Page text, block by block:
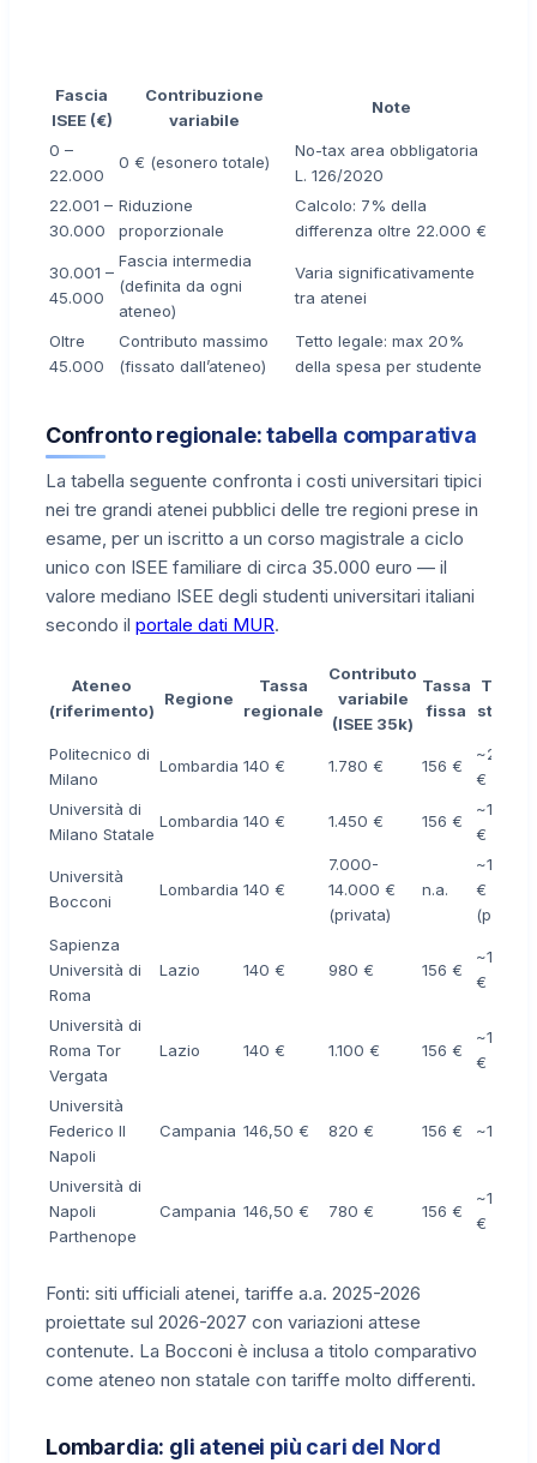
Fascia
ISEE (€)
Contribuzione
variabile
Note
0 –
22.000
0 € (esonero totale)
No-tax area obbligatoria
L. 126/2020
22.001 –
30.000
Riduzione
proporzionale
Calcolo: 7% della
differenza oltre 22.000 €
30.001 –
45.000
Fascia intermedia
(definita da ogni
ateneo)
Varia significativamente
tra atenei
Oltre
45.000
Contributo massimo
(fissato dall’ateneo)
Tetto legale: max 20%
della spesa per studente
Confronto regionale: tabella comparativa
La tabella seguente confronta i costi universitari tipici
nei tre grandi atenei pubblici delle tre regioni prese in
esame, per un iscritto a un corso magistrale a ciclo
unico con ISEE familiare di circa 35.000 euro — il
valore mediano ISEE degli studenti universitari italiani
secondo il portale dati MUR.
Ateneo
(riferimento)
Regione
Tassa
regionale
Contributo
variabile
(ISEE 35k)
Tassa
fissa
Totale
stimato
Politecnico di
Milano
Lombardia 140 € 1.780 € 156 €
~2.076
€
Università di
Milano Statale
Lombardia 140 € 1.450 € 156 €
~1.746
€
Università
Bocconi
Lombardia 140 €
7.000-
14.000 €
(privata)
n.a.
~14.000
€
(privata)
Sapienza
Università di
Roma
Lazio 140 € 980 € 156 €
~1.276
€
Università di
Roma Tor
Vergata
Lazio 140 € 1.100 € 156 €
~1.396
€
Università
Federico II
Napoli
Campania 146,50 € 820 € 156 € ~1.122 €
Università di
Napoli
Parthenope
Campania 146,50 € 780 € 156 €
~1.082
€
Fonti: siti ufficiali atenei, tariffe a.a. 2025-2026
proiettate sul 2026-2027 con variazioni attese
contenute. La Bocconi è inclusa a titolo comparativo
come ateneo non statale con tariffe molto differenti.
Lombardia: gli atenei più cari del Nord